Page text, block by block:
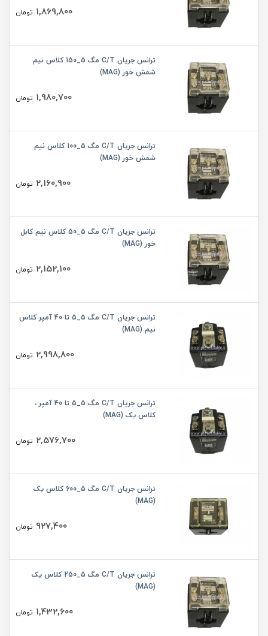
1,869,800 تومان
ترانس جریان C/T مگ 5_150 کلاس نیم
شمش خور (MAG)
1,980,700 تومان
ترانس جریان C/T مگ 5_100 کلاس نیم
شمش خور (MAG)
2,160,900 تومان
ترانس جریان C/T مگ 5_50 کلاس نیم کابل
خور (MAG)
2,152,100 تومان
ترانس جریان C/T مگ 5_5 تا 40 آمپر کلاس
نیم (MAG)
2,998,800 تومان
ترانس جریان C/T مگ 5_5 تا 40 آمپر ،
کلاس یک (MAG)
2,576,700 تومان
ترانس جریان C/T مگ 5_600 کلاس یک
(MAG)
927,400 تومان
ترانس جریان C/T مگ 5_250 کلاس یک
(MAG)
1,432,600 تومان